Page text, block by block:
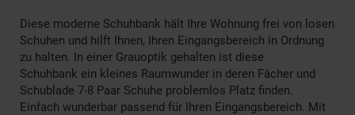
Diese moderne Schuhbank hält Ihre Wohnung frei von losen
Schuhen und hilft Ihnen, Ihren Eingangsbereich in Ordnung
zu halten. In einer Grauoptik gehalten ist diese
Schuhbank ein kleines Raumwunder in deren Fächer und
Schublade 7-8 Paar Schuhe problemlos Platz finden.
Einfach wunderbar passend für Ihren Eingangsbereich. Mit